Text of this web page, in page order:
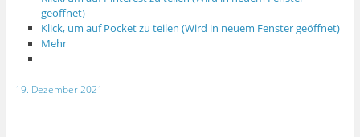
geöffnet)
Klick, um auf Pocket zu teilen (Wird in neuem Fenster geöffnet)
Mehr
19. Dezember 2021